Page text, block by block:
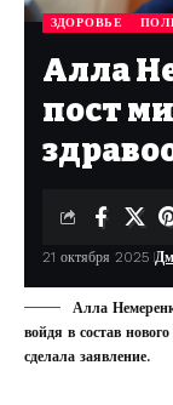
ЗДОРОВЬЕ
Алла
пост
21 октября 2025
Алла
войдя в состав
сделала заявление.